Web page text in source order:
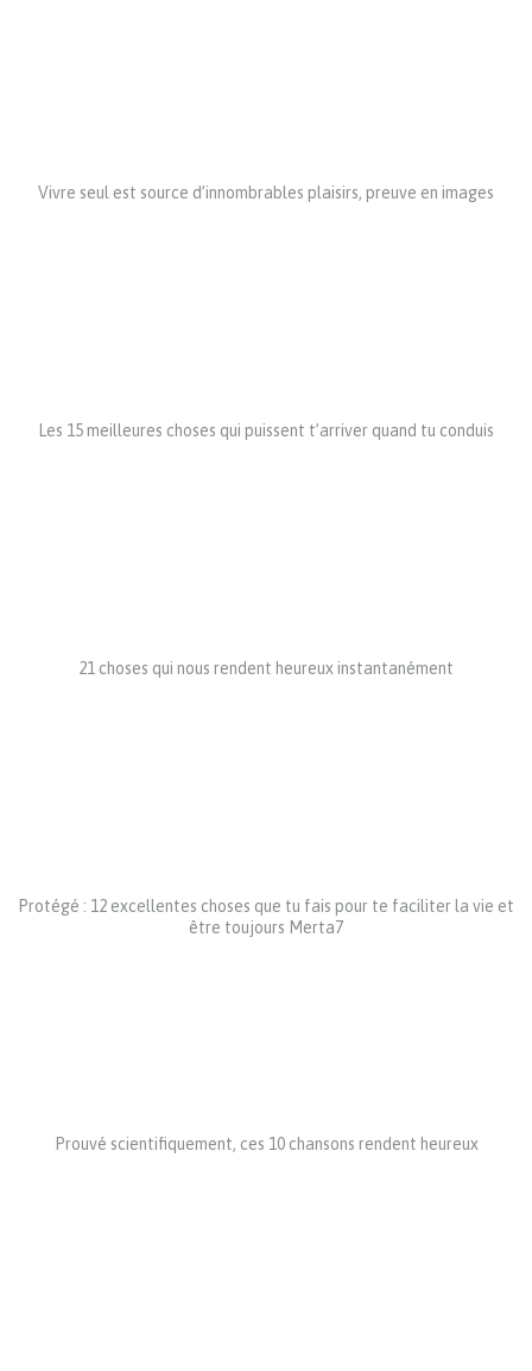
Vivre seul est source d’innombrables plaisirs, preuve en images
Les 15 meilleures choses qui puissent t’arriver quand tu conduis
21 choses qui nous rendent heureux instantanément
Protégé : 12 excellentes choses que tu fais pour te faciliter la vie et
être toujours Merta7
Prouvé scientifiquement, ces 10 chansons rendent heureux